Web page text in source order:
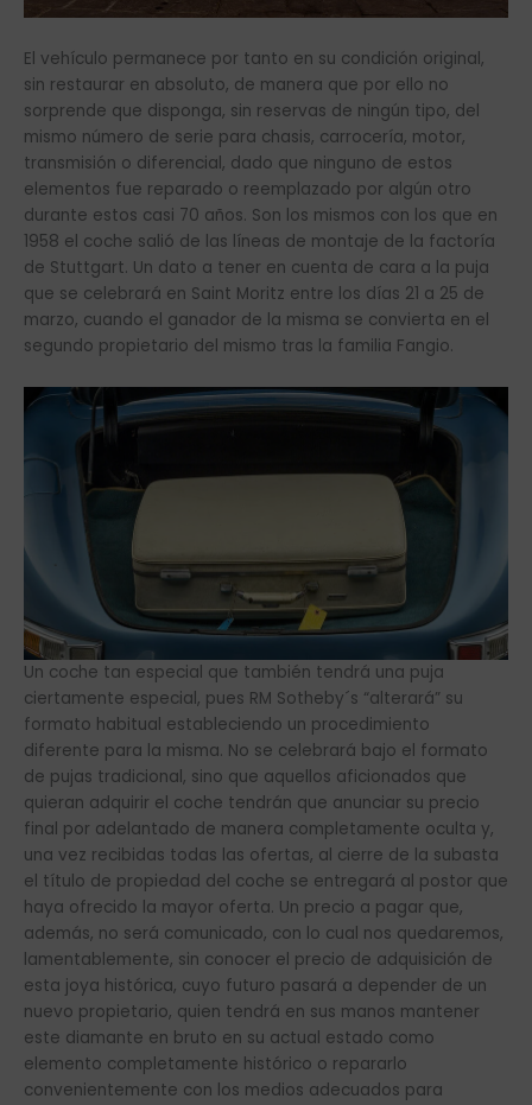
El vehículo permanece por tanto en su condición original,
sin restaurar en absoluto, de manera que por ello no
sorprende que disponga, sin reservas de ningún tipo, del
mismo número de serie para chasis, carrocería, motor,
transmisión o diferencial, dado que ninguno de estos
elementos fue reparado o reemplazado por algún otro
durante estos casi 70 años. Son los mismos con los que en
1958 el coche salió de las líneas de montaje de la factoría
de Stuttgart. Un dato a tener en cuenta de cara a la puja
que se celebrará en Saint Moritz entre los días 21 a 25 de
marzo, cuando el ganador de la misma se convierta en el
segundo propietario del mismo tras la familia Fangio.
Un coche tan especial que también tendrá una puja
ciertamente especial, pues RM Sotheby´s “alterará” su
formato habitual estableciendo un procedimiento
diferente para la misma. No se celebrará bajo el formato
de pujas tradicional, sino que aquellos aficionados que
quieran adquirir el coche tendrán que anunciar su precio
final por adelantado de manera completamente oculta y,
una vez recibidas todas las ofertas, al cierre de la subasta
el título de propiedad del coche se entregará al postor que
haya ofrecido la mayor oferta. Un precio a pagar que,
además, no será comunicado, con lo cual nos quedaremos,
lamentablemente, sin conocer el precio de adquisición de
esta joya histórica, cuyo futuro pasará a depender de un
nuevo propietario, quien tendrá en sus manos mantener
este diamante en bruto en su actual estado como
elemento completamente histórico o repararlo
convenientemente con los medios adecuados para